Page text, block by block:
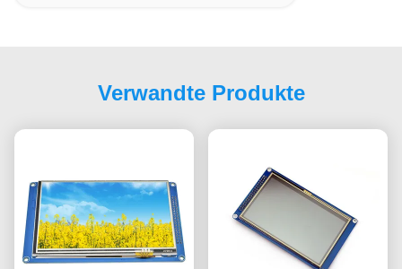
Verwandte Produkte